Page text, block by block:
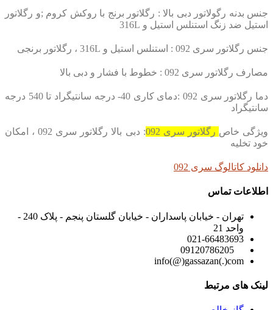
جنس بدنه رگولاتور دبی بالا : رگلاتور برنج با روکش کروم ;و رگلاتور
استیل ضد زنگ استنلس استیل و 316L
جنس رگلاتور سری 092 : استنلس استیل و 316L ، رگلاتور برنجی
مصارف رگلاتور سری 092 : خطوط با فشار و دبی بالا
دما رگلاتور سری 092 :دمای کاری 40- درجه سانتیگراد تا 540 درجه
سانتیگراد
ویژگی خاص رگلاتور سری 092
: دبی بالا رگلاتور سری 092 ، امکان
خود تخلیه
دانلود کاتالوگ سری 092
اطلاعات تماس
تهران - خیابان پاسداران - خیابان گلستان پنجم - پلاک 240 -
واحد 21
021-66483693
info(@)gassazan(.)com
لینک های مرتبط